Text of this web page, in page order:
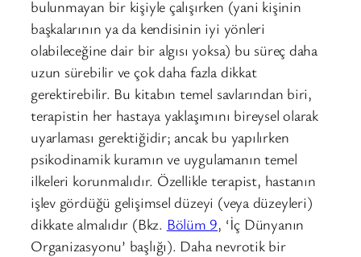
bulunmayan bir kişiyle çalışırken (yani kişinin
başkalarının ya da kendisinin iyi yönleri
olabileceğine dair bir algısı yoksa) bu süreç daha
uzun sürebilir ve çok daha fazla dikkat
gerektirebilir. Bu kitabın temel savlarından biri,
terapistin her hastaya yaklaşımını bireysel olarak
uyarlaması gerektiğidir; ancak bu yapılırken
psikodinamik kuramın ve uygulamanın temel
ilkeleri korunmalıdır. Özellikle terapist, hastanın
işlev gördüğü gelişimsel düzeyi (veya düzeyleri)
dikkate almalıdır (Bkz. Bölüm 9, ‘İç Dünyanın
Organizasyonu’ başlığı). Daha nevrotik bir